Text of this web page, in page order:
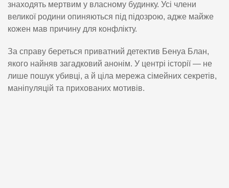
знаходять мертвим у власному будинку. Усі члени
великої родини опиняються під підозрою, адже майже
кожен мав причину для конфлікту.
За справу береться приватний детектив Бенуа Блан,
якого найняв загадковий анонім. У центрі історії — не
лише пошук убивці, а й ціла мережа сімейних секретів,
маніпуляцій та прихованих мотивів.